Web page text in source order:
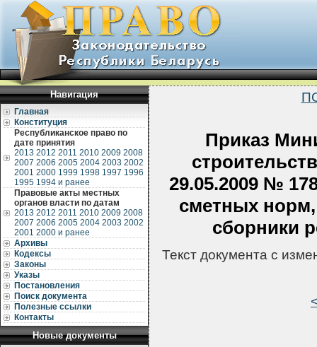
Навигация
Главная
Конституция
Республиканское право по
дате принятия
2013 2012 2011 2010 2009 2008
2007 2006 2005 2004 2003 2002
2001 2000 1999 1998 1997 1996
1995 1994 и ранее
Правовые акты местных
органов власти по датам
2013 2012 2011 2010 2009 2008
2007 2006 2005 2004 2003 2002
2001 2000 и ранее
Архивы
Кодексы
Законы
Указы
Постановления
Поиск документа
Полезные ссылки
Контакты
Новые документы
Приказ
29.05.2009 №
сметных
сборники
Текст документа с